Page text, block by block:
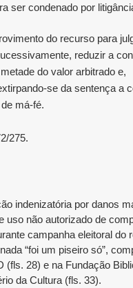
ser condenado por
do recurso para
reduzir a
do valor arbitrado e,
se da sentença a
má-fé.
275.
indenizatória por danos
uso não autorizado de
campanha eleitoral do
“foi um piseiro só”,
(fls. 28) e na Fundação
da Cultura (fls. 33).